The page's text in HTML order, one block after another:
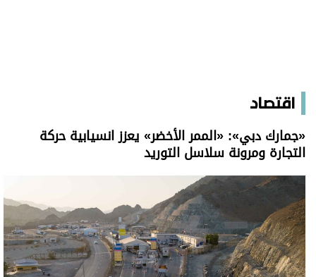
اقتصاد
«جمارك دبي»: «الممر الأخضر» يعزز انسيابية حركة
التجارة ومرونة سلاسل التوريد